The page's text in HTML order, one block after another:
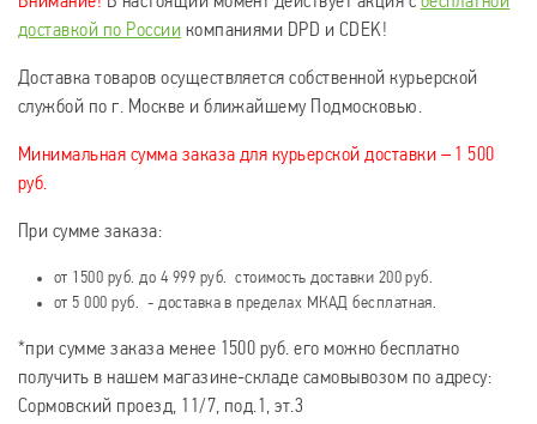
доставкой по России компаниями DPD и CDEK!
Доставка товаров осуществляется собственной курьерской
службой по г. Москве и ближайшему Подмосковью.
Минимальная сумма заказа для курьерской доставки – 1 500
руб.
При сумме заказа:
от 1500 руб. до 4 999 руб. стоимость доставки 200 руб.
от 5 000 руб. - доставка в пределах МКАД бесплатная.
*при сумме заказа менее 1500 руб. его можно бесплатно
получить в нашем магазине-складе самовывозом по адресу:
Сормовский проезд, 11/7, под.1, эт.3